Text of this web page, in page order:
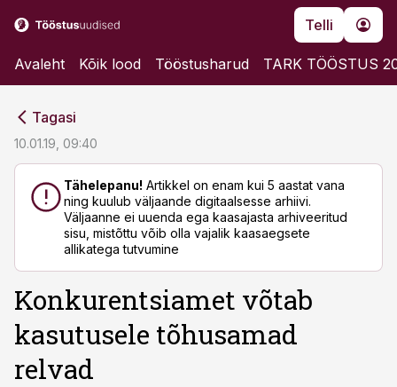
Telli
Avaleht Kõik lood Tööstusharud TARK TÖÖSTUS
Tagasi
10.01.19, 09:40
Tähelepanu! Artikkel on enam kui 5 aastat vana
ning kuulub väljaande digitaalsesse arhiivi.
Väljaanne ei uuenda ega kaasajasta arhiveeritud
sisu, mistõttu võib olla vajalik kaasaegsete
allikatega tutvumine
Konkurentsiamet võtab
kasutusele tõhusamad
relvad